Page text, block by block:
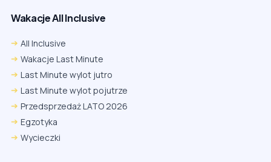
Wakacje All Inclusive
All Inclusive
Wakacje Last Minute
Last Minute wylot jutro
Last Minute wylot pojutrze
Przedsprzedaż LATO 2026
Egzotyka
Wycieczki